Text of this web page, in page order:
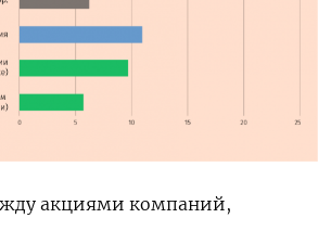
акциями компаний,